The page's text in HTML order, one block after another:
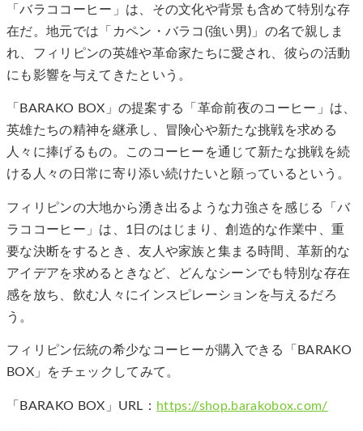
「バラココーヒー」は、その文化や背景も含めて特別な存
在だ。地元では「カペン・バラコ(強い男)」の名で親しま
れ、フィリピンの英雄や革命家たちに愛され、彼らの活動
にも影響を与えてきたという。
「BARAKO BOX」の提案する「革命前夜のコーヒー」は、
英雄たちの精神を継承し、冒険心や新たな挑戦を求める
人々に捧げるもの。このコーヒーを通じて新たな挑戦を続
ける人々の日常に寄り添い続けたいと願っているという。
フィリピンの大地から湧き出るような力強さを感じる「バ
ラココーヒー」は、1日のはじまり、創造的な作業中、重
要な決断をするとき、友人や家族と集まる時間、革新的な
アイデアを求めるときなど、どんなシーンでも特別な存在
感を放ち、飲む人々にインスピレーションを与えるだろ
う。
フィリピン伝統の希少なコーヒーが購入できる「BARAKO
BOX」をチェックしてみて。
「BARAKO BOX」URL： https://shop.barakobox.com/